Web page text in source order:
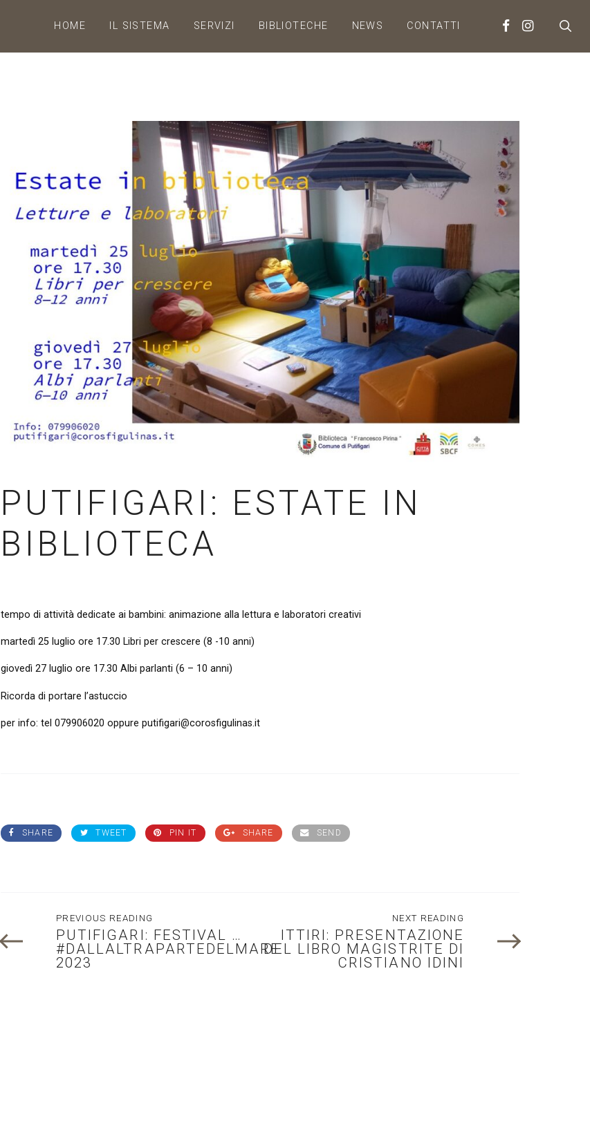
HOME IL SISTEMA SERVIZI BIBLIOTECHE NEWS CONTATTI
PUTIFIGARI: ESTATE IN
BIBLIOTECA
tempo di attività dedicate ai bambini: animazione alla lettura e laboratori creativi
martedì 25 luglio ore 17.30 Libri per crescere (8 -10 anni)
giovedì 27 luglio ore 17.30 Albi parlanti (6 – 10 anni)
Ricorda di portare l’astuccio
per info: tel 079906020 oppure putifigari@corosfigulinas.it
SHARE TWEET PIN IT SHARE SEND
PREVIOUS READING
PUTIFIGARI: FESTIVAL …
#DALLALTRAPARTEDELMARE
2023
NEXT READING
ITTIRI: PRESENTAZIONE
DEL LIBRO MAGISTRITE DI
CRISTIANO IDINI